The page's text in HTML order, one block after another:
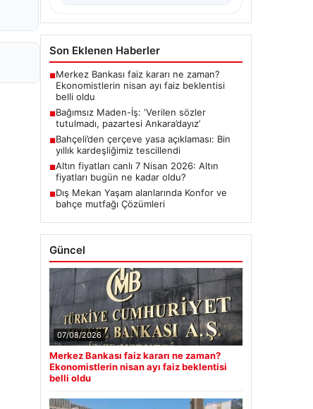
Son Eklenen Haberler
■Merkez Bankası faiz kararı ne zaman?
Ekonomistlerin nisan ayı faiz beklentisi
belli oldu
■Bağımsız Maden-İş: ‘Verilen sözler
tutulmadı, pazartesi Ankara’dayız’
■Bahçeli’den çerçeve yasa açıklaması: Bin
yıllık kardeşliğimiz tescillendi
■Altın fiyatları canlı 7 Nisan 2026: Altın
fiyatları bugün ne kadar oldu?
■Dış Mekan Yaşam alanlarında Konfor ve
bahçe mutfağı Çözümleri
Güncel
07/08/2026
Merkez Bankası faiz kararı ne zaman?
Ekonomistlerin nisan ayı faiz beklentisi
belli oldu